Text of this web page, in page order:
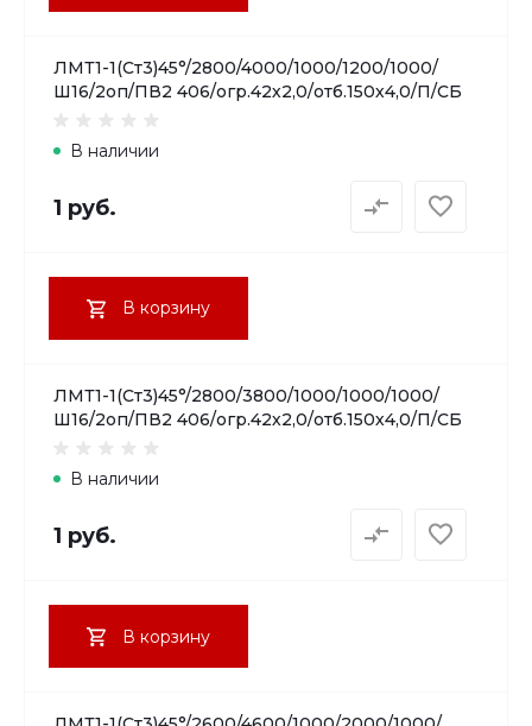
ЛМТ1-1(Ст3)45°/2800/4000/1000/1200/1000/
Ш16/2оп/ПВ2 406/огр.42х2,0/отб.150х4,0/П/СБ
В наличии
1 руб.
В корзину
ЛМТ1-1(Ст3)45°/2800/3800/1000/1000/1000/
Ш16/2оп/ПВ2 406/огр.42х2,0/отб.150х4,0/П/СБ
В наличии
1 руб.
В корзину